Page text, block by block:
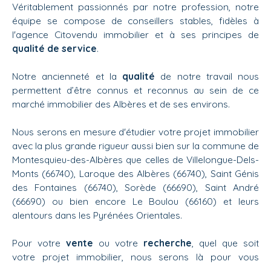
Véritablement passionnés par notre profession, notre
équipe se compose de conseillers stables, fidèles à
l'agence Citovendu immobilier et à ses principes de
qualité de service.
Notre ancienneté et la qualité de notre travail nous
permettent d’être connus et reconnus au sein de ce
marché immobilier des Albères et de ses environs.
Nous serons en mesure d'étudier votre projet immobilier
avec la plus grande rigueur aussi bien sur la commune de
Montesquieu-des-Albères que celles de Villelongue-Dels-
Monts (66740), Laroque des Albères (66740), Saint Génis
des Fontaines (66740), Sorède (66690), Saint André
(66690) ou bien encore Le Boulou (66160) et leurs
alentours dans les Pyrénées Orientales.
Pour votre vente ou votre recherche, quel que soit
votre projet immobilier, nous serons là pour vous